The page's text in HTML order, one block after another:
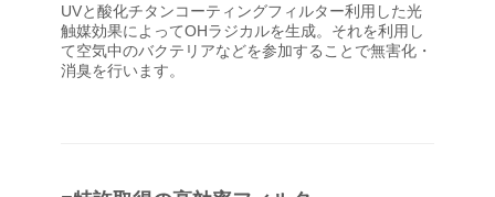
UVと酸化チタンコーティングフィルター利用した光
触媒効果によってOHラジカルを生成。それを利用し
て空気中のバクテリアなどを参加することで無害化・
消臭を行います。